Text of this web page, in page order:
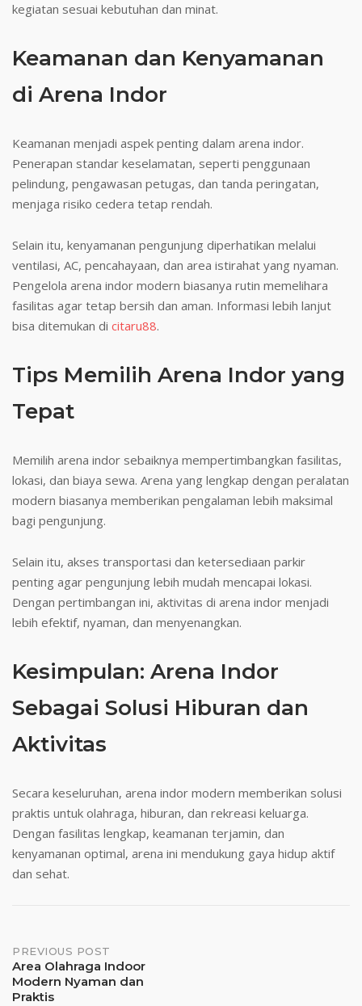
kegiatan sesuai kebutuhan dan minat.
Keamanan dan Kenyamanan
di Arena Indor
Keamanan menjadi aspek penting dalam arena indor.
Penerapan standar keselamatan, seperti penggunaan
pelindung, pengawasan petugas, dan tanda peringatan,
menjaga risiko cedera tetap rendah.
Selain itu, kenyamanan pengunjung diperhatikan melalui
ventilasi, AC, pencahayaan, dan area istirahat yang nyaman.
Pengelola arena indor modern biasanya rutin memelihara
fasilitas agar tetap bersih dan aman. Informasi lebih lanjut
bisa ditemukan di citaru88.
Tips Memilih Arena Indor yang
Tepat
Memilih arena indor sebaiknya mempertimbangkan fasilitas,
lokasi, dan biaya sewa. Arena yang lengkap dengan peralatan
modern biasanya memberikan pengalaman lebih maksimal
bagi pengunjung.
Selain itu, akses transportasi dan ketersediaan parkir
penting agar pengunjung lebih mudah mencapai lokasi.
Dengan pertimbangan ini, aktivitas di arena indor menjadi
lebih efektif, nyaman, dan menyenangkan.
Kesimpulan: Arena Indor
Sebagai Solusi Hiburan dan
Aktivitas
Secara keseluruhan, arena indor modern memberikan solusi
praktis untuk olahraga, hiburan, dan rekreasi keluarga.
Dengan fasilitas lengkap, keamanan terjamin, dan
kenyamanan optimal, arena ini mendukung gaya hidup aktif
dan sehat.
Post
navigation
PREVIOUS POST
Area Olahraga Indoor
Modern Nyaman dan
Praktis